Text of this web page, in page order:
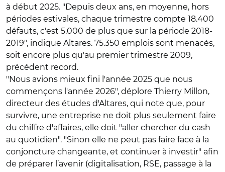
à début 2025. "Depuis deux ans, en moyenne, hors
périodes estivales, chaque trimestre compte 18.400
défauts, c'est 5.000 de plus que sur la période 2018-
2019", indique Altares. 75.350 emplois sont menacés,
soit encore plus qu'au premier trimestre 2009,
précédent record.
"Nous avions mieux fini l'année 2025 que nous
commençons l'année 2026", déplore Thierry Millon,
directeur des études d'Altares, qui note que, pour
survivre, une entreprise ne doit plus seulement faire
du chiffre d'affaires, elle doit "aller chercher du cash
au quotidien". "Sinon elle ne peut pas faire face à la
conjoncture changeante, et continuer à investir" afin
de préparer l’avenir (digitalisation, RSE, passage à la